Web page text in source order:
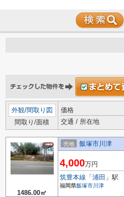
外観/間取り図
間取り/面積
価格
交通 / 所在地
1486.00㎡
売地 飯塚市川津
4,000万円
筑豊本線 「 浦田 」駅
福岡県飯塚市川津